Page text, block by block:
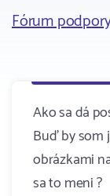
Fórum
Ako sa dá
Buď by som
obrázkami
sa to meni ?